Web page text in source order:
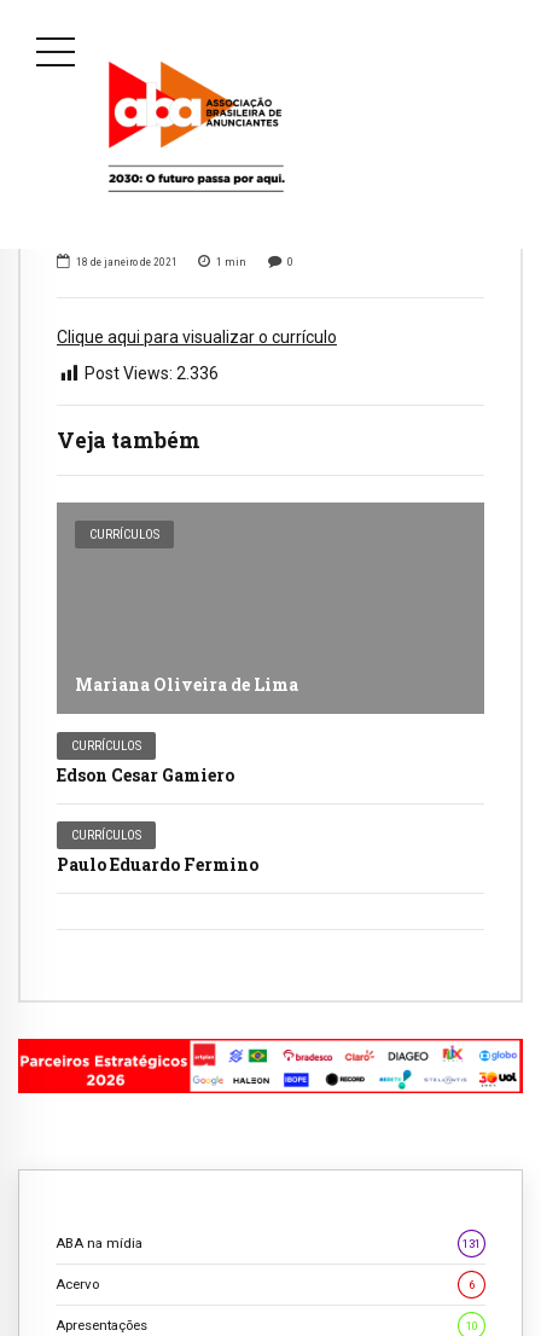
Veja também
CURRÍCULOS
Mariana Oliveira de Lima
CURRÍCULOS
Edson Cesar Gamiero
CURRÍCULOS
Paulo Eduardo Fermino
18 de janeiro de 2021 1 min 0
Clique aqui para visualizar o currículo
Post Views: 2.336
ABA na mídia 131
Acervo 6
Apresentações 10